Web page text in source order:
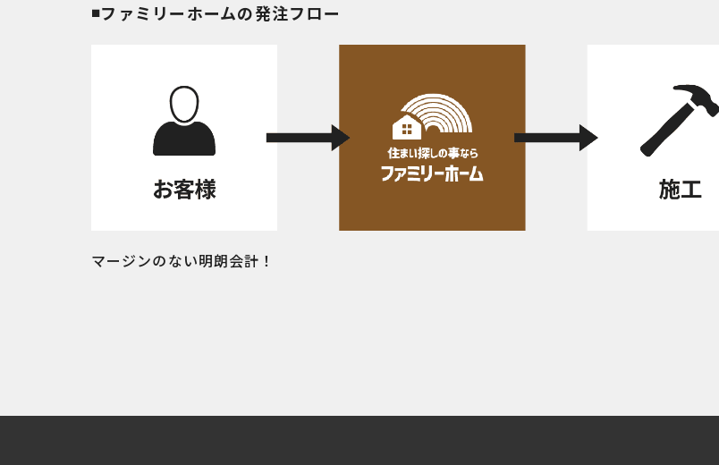
ファミリーホームの発注フロー
マージンのない明朗会計！